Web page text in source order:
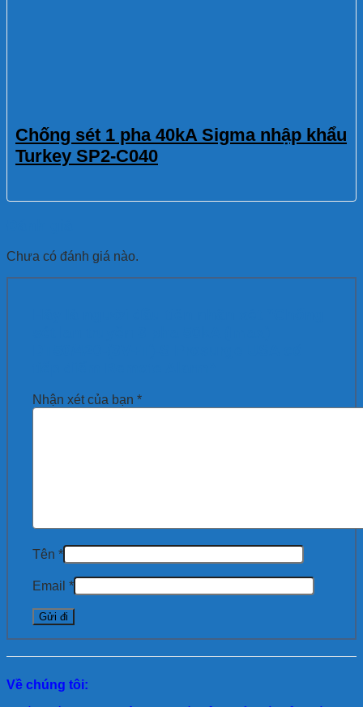
Chống sét 1 pha 40kA Sigma nhập khẩu
Turkey SP2-C040
Chưa có đánh giá nào.
Nhận xét của bạn *
Tên *
Email *
Về chúng tôi: